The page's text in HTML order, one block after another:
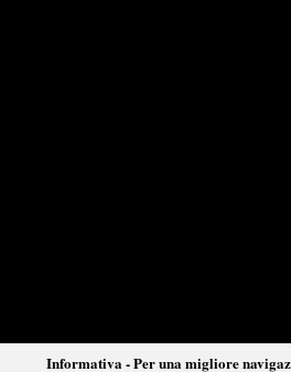
Informativa - Per una migliore